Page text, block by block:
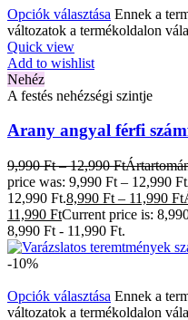
Opciók választása Ennek a
változatok a termékoldalon
Quick view
Add to wishlist
Nehéz
A festés nehézségi szintje
Arany angyal férfi
9,990Ft – 12,990Ft
price was: 9,990 Ft – 12,990
12,990 Ft.8,990 Ft – 11,990 Ft
11,990 FtCurrent price is:
8,990 Ft - 11,990 Ft.
-10%
Opciók választása Ennek a
változatok a termékoldalon